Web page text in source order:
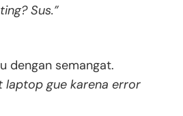
Sus.”
dengan semangat.
laptop gue karena error